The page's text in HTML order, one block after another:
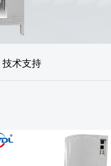
技术支持